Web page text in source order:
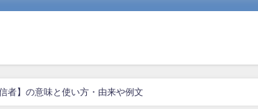
者】の意味と使い方・由来や例文